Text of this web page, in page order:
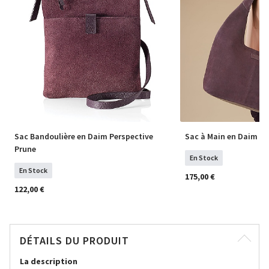
Sac Bandoulière en Daim Perspective
Prune
En Stock
122,00 €
Sac à Main en Daim
En Stock
175,00 €
DÉTAILS DU PRODUIT
La description